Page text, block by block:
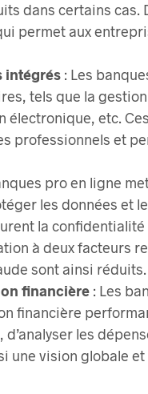
dans certains cas.
permet aux
intégrés : Les
tels que la
électronique, etc.
professionnels et
pro en ligne
les données et
la
à deux facteurs
sont ainsi réduits.
financière : Les
financière
les
une vision globale